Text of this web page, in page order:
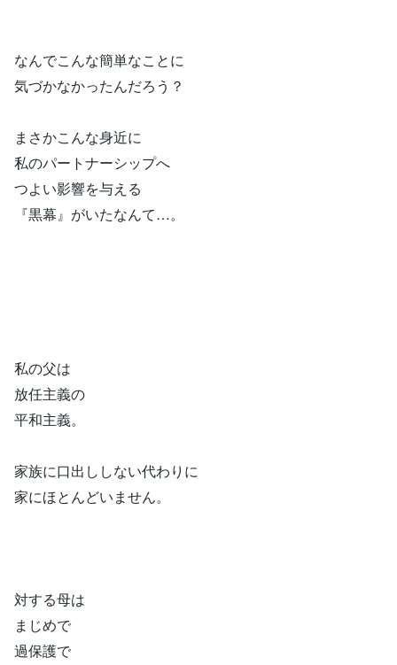
なんでこんな簡単なことに
気づかなかったんだろう？
まさかこんな身近に
私のパートナーシップへ
つよい影響を与える
『黒幕』がいたなんて…。
私の父は
放任主義の
平和主義。
家族に口出ししない代わりに
家にほとんどいません。
対する母は
まじめで
過保護で